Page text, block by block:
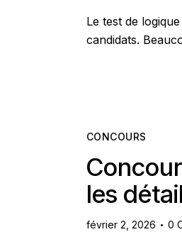
Le test de
candidats.
CONCOURS
les
février 2, 2026 0